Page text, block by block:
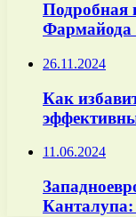
Подробная
Фармайода
26.11.2024
Как
11.06.2024
Канталупа: